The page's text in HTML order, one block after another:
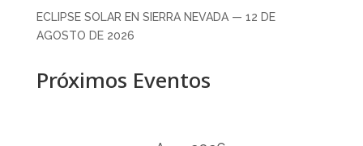
ECLIPSE SOLAR EN SIERRA NEVADA — 12 DE
AGOSTO DE 2026
Próximos Eventos